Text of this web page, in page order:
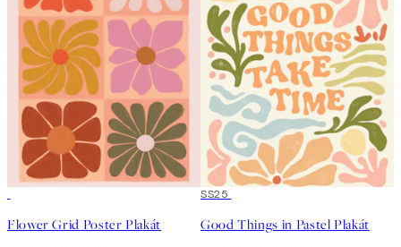
Flower Grid Poster Plakát
50%*
SS25
Good Things in Pastel Plakát